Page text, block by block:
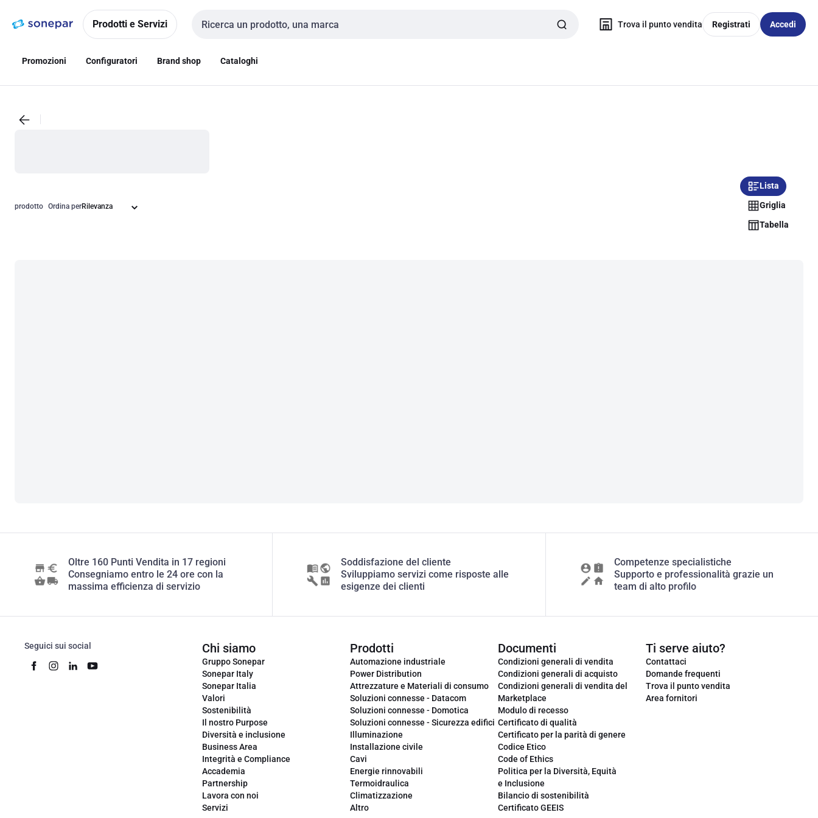
navigazionealla
Prodotti e Servizi
Cerca input
Trova il punto vendita Registrati Accedi
Promozioni Configuratori Brand shop Cataloghi
prodotto Ordina per
Lista
Griglia
Tabella
Oltre 160 Punti Vendita in 17 regioni
Consegniamo entro le 24 ore con la
massima efficienza di servizio
Soddisfazione del cliente
Sviluppiamo servizi come risposte alle
esigenze dei clienti
Competenze specialistiche
Supporto e professionalità grazie un
team di alto profilo
Seguici sui social Chi siamo
Gruppo Sonepar
Sonepar Italy
Sonepar Italia
Valori
Sostenibilità
Il nostro Purpose
Diversità e inclusione
Business Area
Integrità e Compliance
Accademia
Partnership
Lavora con noi
Servizi
Prodotti
Automazione industriale
Power Distribution
Attrezzature e Materiali di consumo
Soluzioni connesse - Datacom
Soluzioni connesse - Domotica
Soluzioni connesse - Sicurezza edifici
Illuminazione
Installazione civile
Cavi
Energie rinnovabili
Termoidraulica
Climatizzazione
Altro
Documenti
Condizioni generali di vendita
Condizioni generali di acquisto
Condizioni generali di vendita del
Marketplace
Modulo di recesso
Certificato di qualità
Certificato per la parità di genere
Codice Etico
Code of Ethics
Politica per la Diversità, Equità
e Inclusione
Bilancio di sostenibilità
Certificato GEEIS
Ti serve aiuto?
Contattaci
Domande frequenti
Trova il punto vendita
Area fornitori